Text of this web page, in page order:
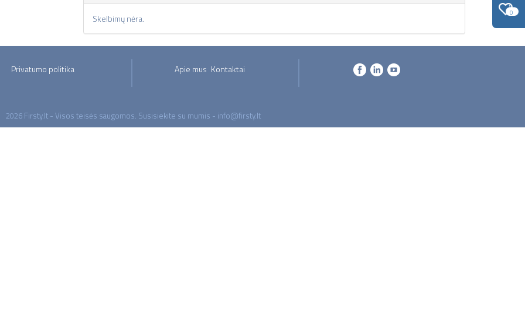
Skelbimų nėra. 0
Privatumo politika Apie mus Kontaktai
2026 Firsty.lt - Visos teisės saugomos. Susisiekite su mumis - info@firsty.lt